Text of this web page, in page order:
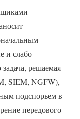
и слабо
решаемая
SIEM, NGFW),
подспорьем в
передового